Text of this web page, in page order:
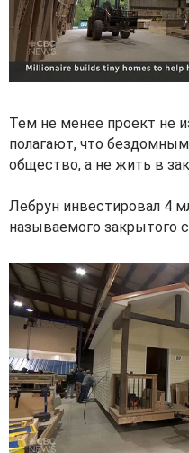
Тем не менее проект не
полагают, что
общество, а не жить в
Лебрун инвестировал 4
называемого закрытого